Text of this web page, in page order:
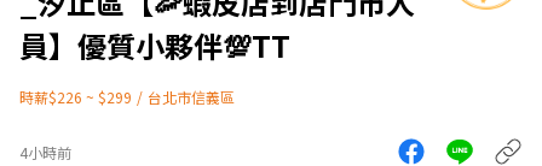
員】優質小夥伴💯TT
時薪$226 ~ $299 / 台北市信義區
4小時前